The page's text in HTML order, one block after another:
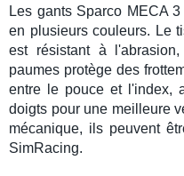
Les gants Sparco MECA 3
en plusieurs couleurs. Le
est résistant à
paumes protège des
entre le pouce et l'index,
doigts pour une meilleure
mécanique, ils peuvent
SimRacing.